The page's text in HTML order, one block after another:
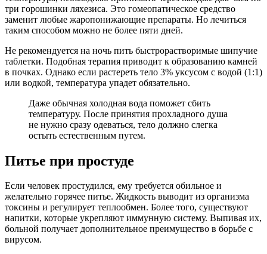
три горошинки ляхезиса. Это гомеопатическое средство
заменит любые жаропонижающие препараты. Но лечиться
таким способом можно не более пяти дней.
Не рекомендуется на ночь пить быстрорастворимые шипучие
таблетки. Подобная терапия приводит к образованию камней
в почках. Однако если растереть тело 3% уксусом с водой (1:1)
или водкой, температура упадет обязательно.
Даже обычная холодная вода поможет сбить
температуру. После принятия прохладного душа
не нужно сразу одеваться, тело должно слегка
остыть естественным путем.
Питье при простуде
Если человек простудился, ему требуется обильное и
желательно горячее питье. Жидкость выводит из организма
токсины и регулирует теплообмен. Более того, существуют
напитки, которые укрепляют иммунную систему. Выпивая их,
больной получает дополнительное преимущество в борьбе с
вирусом.